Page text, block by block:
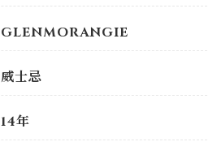
GLENMORANGIE
威士忌
14年